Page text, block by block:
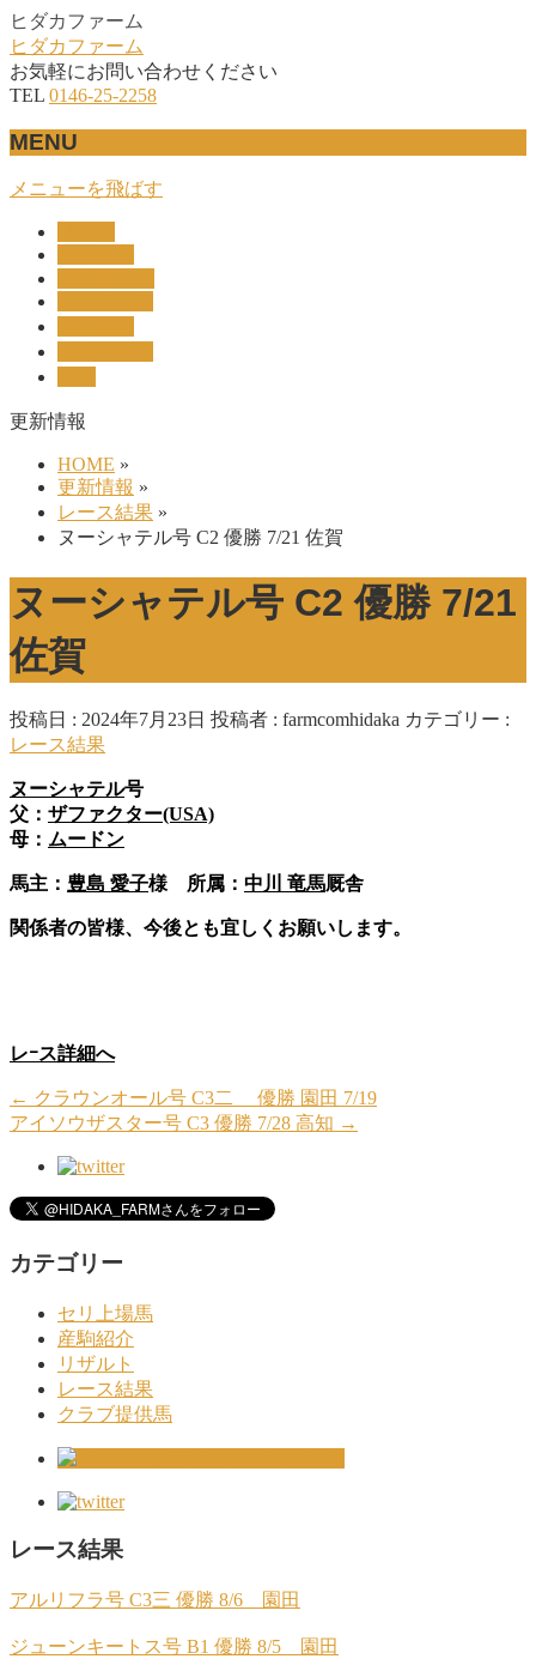
ヒダカファーム
ヒダカファーム
お気軽にお問い合わせください
TEL 0146-25-2258
MENU
メニューを飛ばす
更新情報
HOME »
更新情報 »
レース結果 »
ヌーシャテル号 C2 優勝 7/21 佐賀
ヌーシャテル号 C2 優勝 7/21
佐賀
投稿日 : 2024年7月23日 投稿者 : farmcomhidaka カテゴリー :
レース結果
ヌーシャテル号
父： ザファクター(USA)
母： ムードン
馬主： 豊島 愛子様 所属： 中川 竜馬厩舎
関係者の皆様、今後とも宜しくお願いします。
レｰス詳細へ
← クラウンオール号 C3二 優勝 園田 7/19
アイソウザスター号 C3 優勝 7/28 高知 →
カテゴリー
セリ上場馬
産駒紹介
リザルト
レース結果
クラブ提供馬
レース結果
アルリフラ号 C3三 優勝 8/6 園田
ジューンキートス号 B1 優勝 8/5 園田